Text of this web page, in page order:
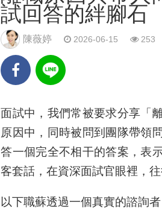
試回答的絆腳石
陳薇婷 2026-06-15 253
面試中，我們常被要求分享「
原因中，同時被問到團隊帶領
答一個完全不相干的答案，表
客套話，在資深面試官眼裡，
以下職蘇透過一個真實的諮詢